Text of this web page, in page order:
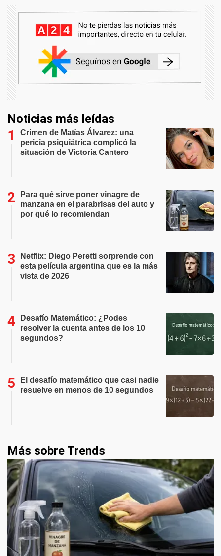
Noticias más leídas
Crimen de Matías Álvarez: una
pericia psiquiátrica complicó la
situación de Victoria Cantero
Para qué sirve poner vinagre de
manzana en el parabrisas del auto y
por qué lo recomiendan
Netflix: Diego Peretti sorprende con
esta película argentina que es la más
vista de 2026
Desafío Matemático: ¿Podes
resolver la cuenta antes de los 10
segundos?
El desafío matemático que casi nadie
resuelve en menos de 10 segundos
Más sobre Trends